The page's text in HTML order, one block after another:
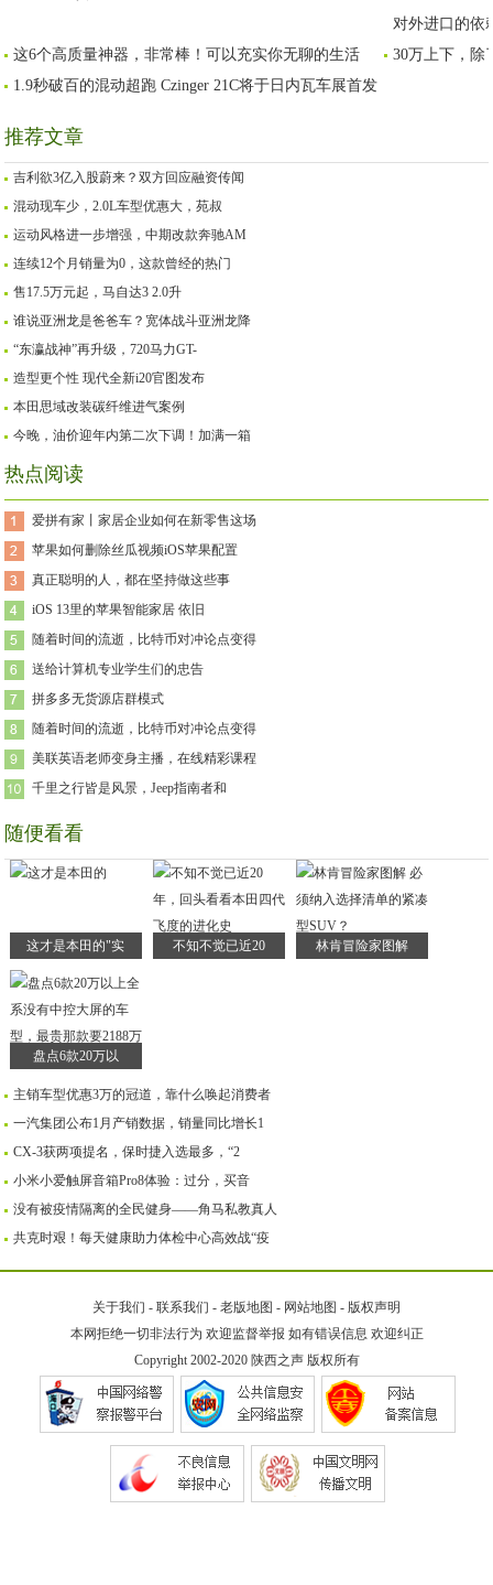
对外进口的依
这6个高质量神器，非常棒！可以充实你无聊的生活
30万上下，除
1.9秒破百的混动超跑 Czinger 21C将于日内瓦车展首发
推荐文章
吉利欲3亿入股蔚来？双方回应融资传闻
混动现车少，2.0L车型优惠大，苑叔
运动风格进一步增强，中期改款奔驰AM
连续12个月销量为0，这款曾经的热门
售17.5万元起，马自达3 2.0升
谁说亚洲龙是爸爸车？宽体战斗亚洲龙降
“东瀛战神”再升级，720马力GT-
造型更个性 现代全新i20官图发布
本田思域改装碳纤维进气案例
今晚，油价迎年内第二次下调！加满一箱
热点阅读
爱拼有家丨家居企业如何在新零售这场
苹果如何删除丝瓜视频iOS苹果配置
真正聪明的人，都在坚持做这些事
iOS 13里的苹果智能家居 依旧
随着时间的流逝，比特币对冲论点变得
送给计算机专业学生们的忠告
拼多多无货源店群模式
随着时间的流逝，比特币对冲论点变得
美联英语老师变身主播，在线精彩课程
千里之行皆是风景，Jeep指南者和
随便看看
这才是本田的"实 不知不觉已近20 林肯冒险家图解
盘点6款20万以
主销车型优惠3万的冠道，靠什么唤起消费者
一汽集团公布1月产销数据，销量同比增长1
CX-3获两项提名，保时捷入选最多，“2
小米小爱触屏音箱Pro8体验：过分，买音
没有被疫情隔离的全民健身——角马私教真人
共克时艰！每天健康助力体检中心高效战“疫
关于我们 - 联系我们 - 老版地图 - 网站地图 - 版权声明
本网拒绝一切非法行为 欢迎监督举报 如有错误信息 欢迎纠正
Copyright 2002-2020 陕西之声版权所有